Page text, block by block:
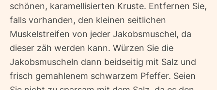
schönen, karamellisierten Kruste. Entfernen Sie,
falls vorhanden, den kleinen seitlichen
Muskelstreifen von jeder Jakobsmuschel, da
dieser zäh werden kann. Würzen Sie die
Jakobsmuscheln dann beidseitig mit Salz und
frisch gemahlenem schwarzem Pfeffer. Seien